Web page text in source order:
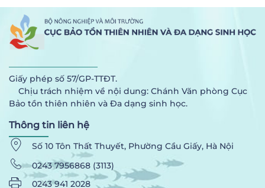
Giấy phép số 57/GP-TTĐT.
Chịu trách nhiệm về nội dung: Chánh Văn phòng Cục
Bảo tồn thiên nhiên và Đa dạng sinh học.
Thông tin liên hệ
Số 10 Tôn Thất Thuyết, Phường Cầu Giấy, Hà Nội
0243 7956868 (3113)
0243 941 2028